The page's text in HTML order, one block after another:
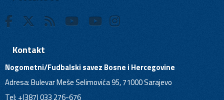
Kontakt
Nogometni/Fudbalski savez Bosne i Hercegovine
Adresa: Bulevar Meše Selimovića 95, 71000 Sarajevo
Tel: +(387) 033 276-676